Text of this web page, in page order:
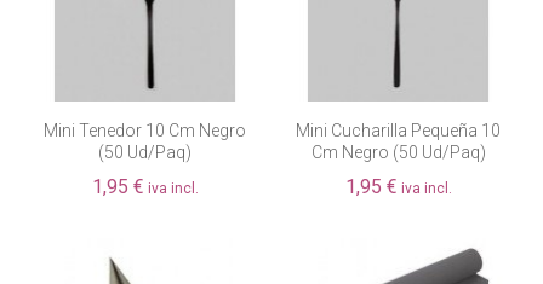
Mini Tenedor 10 Cm Negro
(50 Ud/paq)
1,95 € iva incl.
Mini Cucharilla Pequeña 10
Cm Negro (50 Ud/paq)
1,95 € iva incl.